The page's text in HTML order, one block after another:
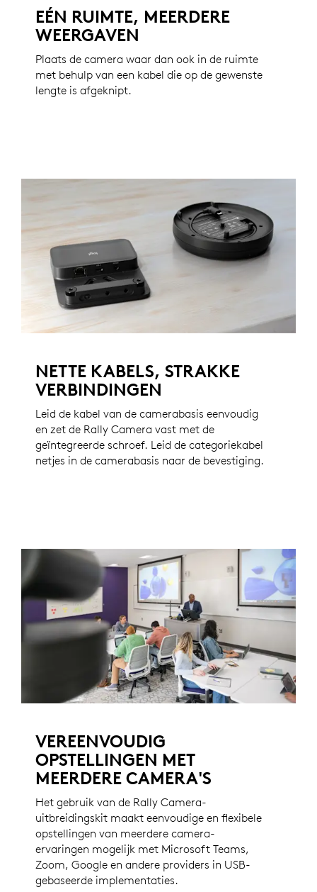
EÉN RUIMTE, MEERDERE
WEERGAVEN
Plaats de camera waar dan ook in de ruimte
met behulp van een kabel die op de gewenste
lengte is afgeknipt.
NETTE KABELS, STRAKKE
VERBINDINGEN
Leid de kabel van de camerabasis eenvoudig
en zet de Rally Camera vast met de
geïntegreerde schroef. Leid de categoriekabel
netjes in de camerabasis naar de bevestiging.
VEREENVOUDIG
OPSTELLINGEN MET
MEERDERE CAMERA'S
Het gebruik van de Rally Camera-
uitbreidingskit maakt eenvoudige en flexibele
opstellingen van meerdere camera-
ervaringen mogelijk met Microsoft Teams,
Zoom, Google en andere providers in USB-
gebaseerde implementaties.